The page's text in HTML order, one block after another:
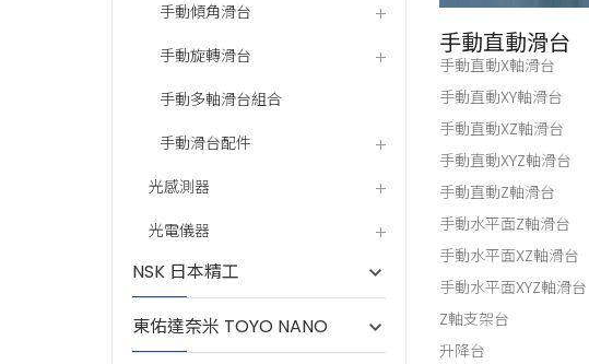
手動傾角滑台
手動旋轉滑台
手動多軸滑台組合
手動滑台配件
光感測器
光電儀器
NSK 日本精工
東佑達奈米 TOYO NANO
手動直動滑台
手動直動X軸滑台
手動直動XY軸滑台
手動直動XZ軸滑台
手動直動XYZ軸滑台
手動直動Z軸滑台
手動水平面Z軸滑台
手動水平面XZ軸滑台
手動水平面XYZ軸滑台
Z軸支架台
升降台